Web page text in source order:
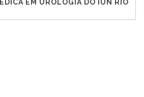
EM UROLOGIA DO IUN RIO